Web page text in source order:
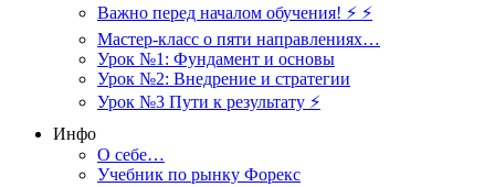
Важно перед началом обучения! ⚡ ⚡
Мастер-класс о пяти направлениях…
Урок №1: Фундамент и основы
Урок №2: Внедрение и стратегии
Урок №3 Пути к результату ⚡️
Инфо
О себе…
Учебник по рынку Форекс